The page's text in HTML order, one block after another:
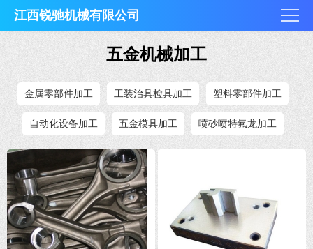
江西锐驰机械有限公司
五金机械加工
金属零部件加工 工装治具检具加工 塑料零部件加工
自动化设备加工 五金模具加工 喷砂喷特氟龙加工